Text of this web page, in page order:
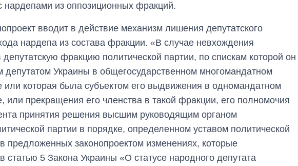
нардепами из оппозиционных фракций.
вводит в действие механизм лишения депутатского
нардепа из состава фракции. «В случае невхождения
депутатскую фракцию политической партии, по спискам которой он
Украины в общегосударственном многомандатном
или которая была субъектом его выдвижения в одномандатном
или прекращения его членства в такой фракции, его полномочия
принятия решения высшим руководящим органом
партии в порядке, определенном уставом политической
предложенных законопроектом изменениях, которые
статью 5 Закона Украины «О статусе народного депутата